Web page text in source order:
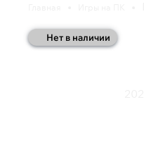
Нет в наличии